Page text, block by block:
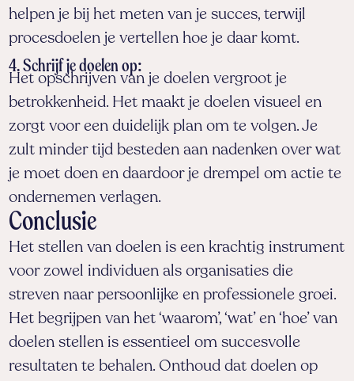
helpen je bij het meten van je succes, terwijl
procesdoelen je vertellen hoe je daar komt.
4. Schrijf je doelen op:
Het opschrijven van je doelen vergroot je
betrokkenheid. Het maakt je doelen visueel en
zorgt voor een duidelijk plan om te volgen. Je
zult minder tijd besteden aan nadenken over wat
je moet doen en daardoor je drempel om actie te
ondernemen verlagen.
Conclusie
Het stellen van doelen is een krachtig instrument
voor zowel individuen als organisaties die
streven naar persoonlijke en professionele groei.
Het begrijpen van het ‘waarom’, ‘wat’ en ‘hoe’ van
doelen stellen is essentieel om succesvolle
resultaten te behalen. Onthoud dat doelen op